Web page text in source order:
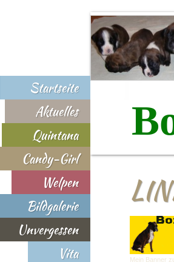
Startseite
Aktuelles
Quintana
Candy-Girl
Welpen
Bildgalerie
Unvergessen
Vita
Mein Banner